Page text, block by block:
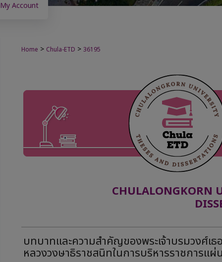
My Account
Home > Chula-ETD > 36195
CHULALONGKORN
บทบาทและความสำคัญของพระเจ้าบรมวงศ์เธ
หลวงวงษาธิราชสนิทในการบริหารราชการแผ่